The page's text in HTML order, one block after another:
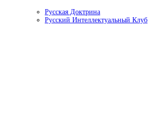
Русская Доктрина
Русский Интеллектуальный Клуб